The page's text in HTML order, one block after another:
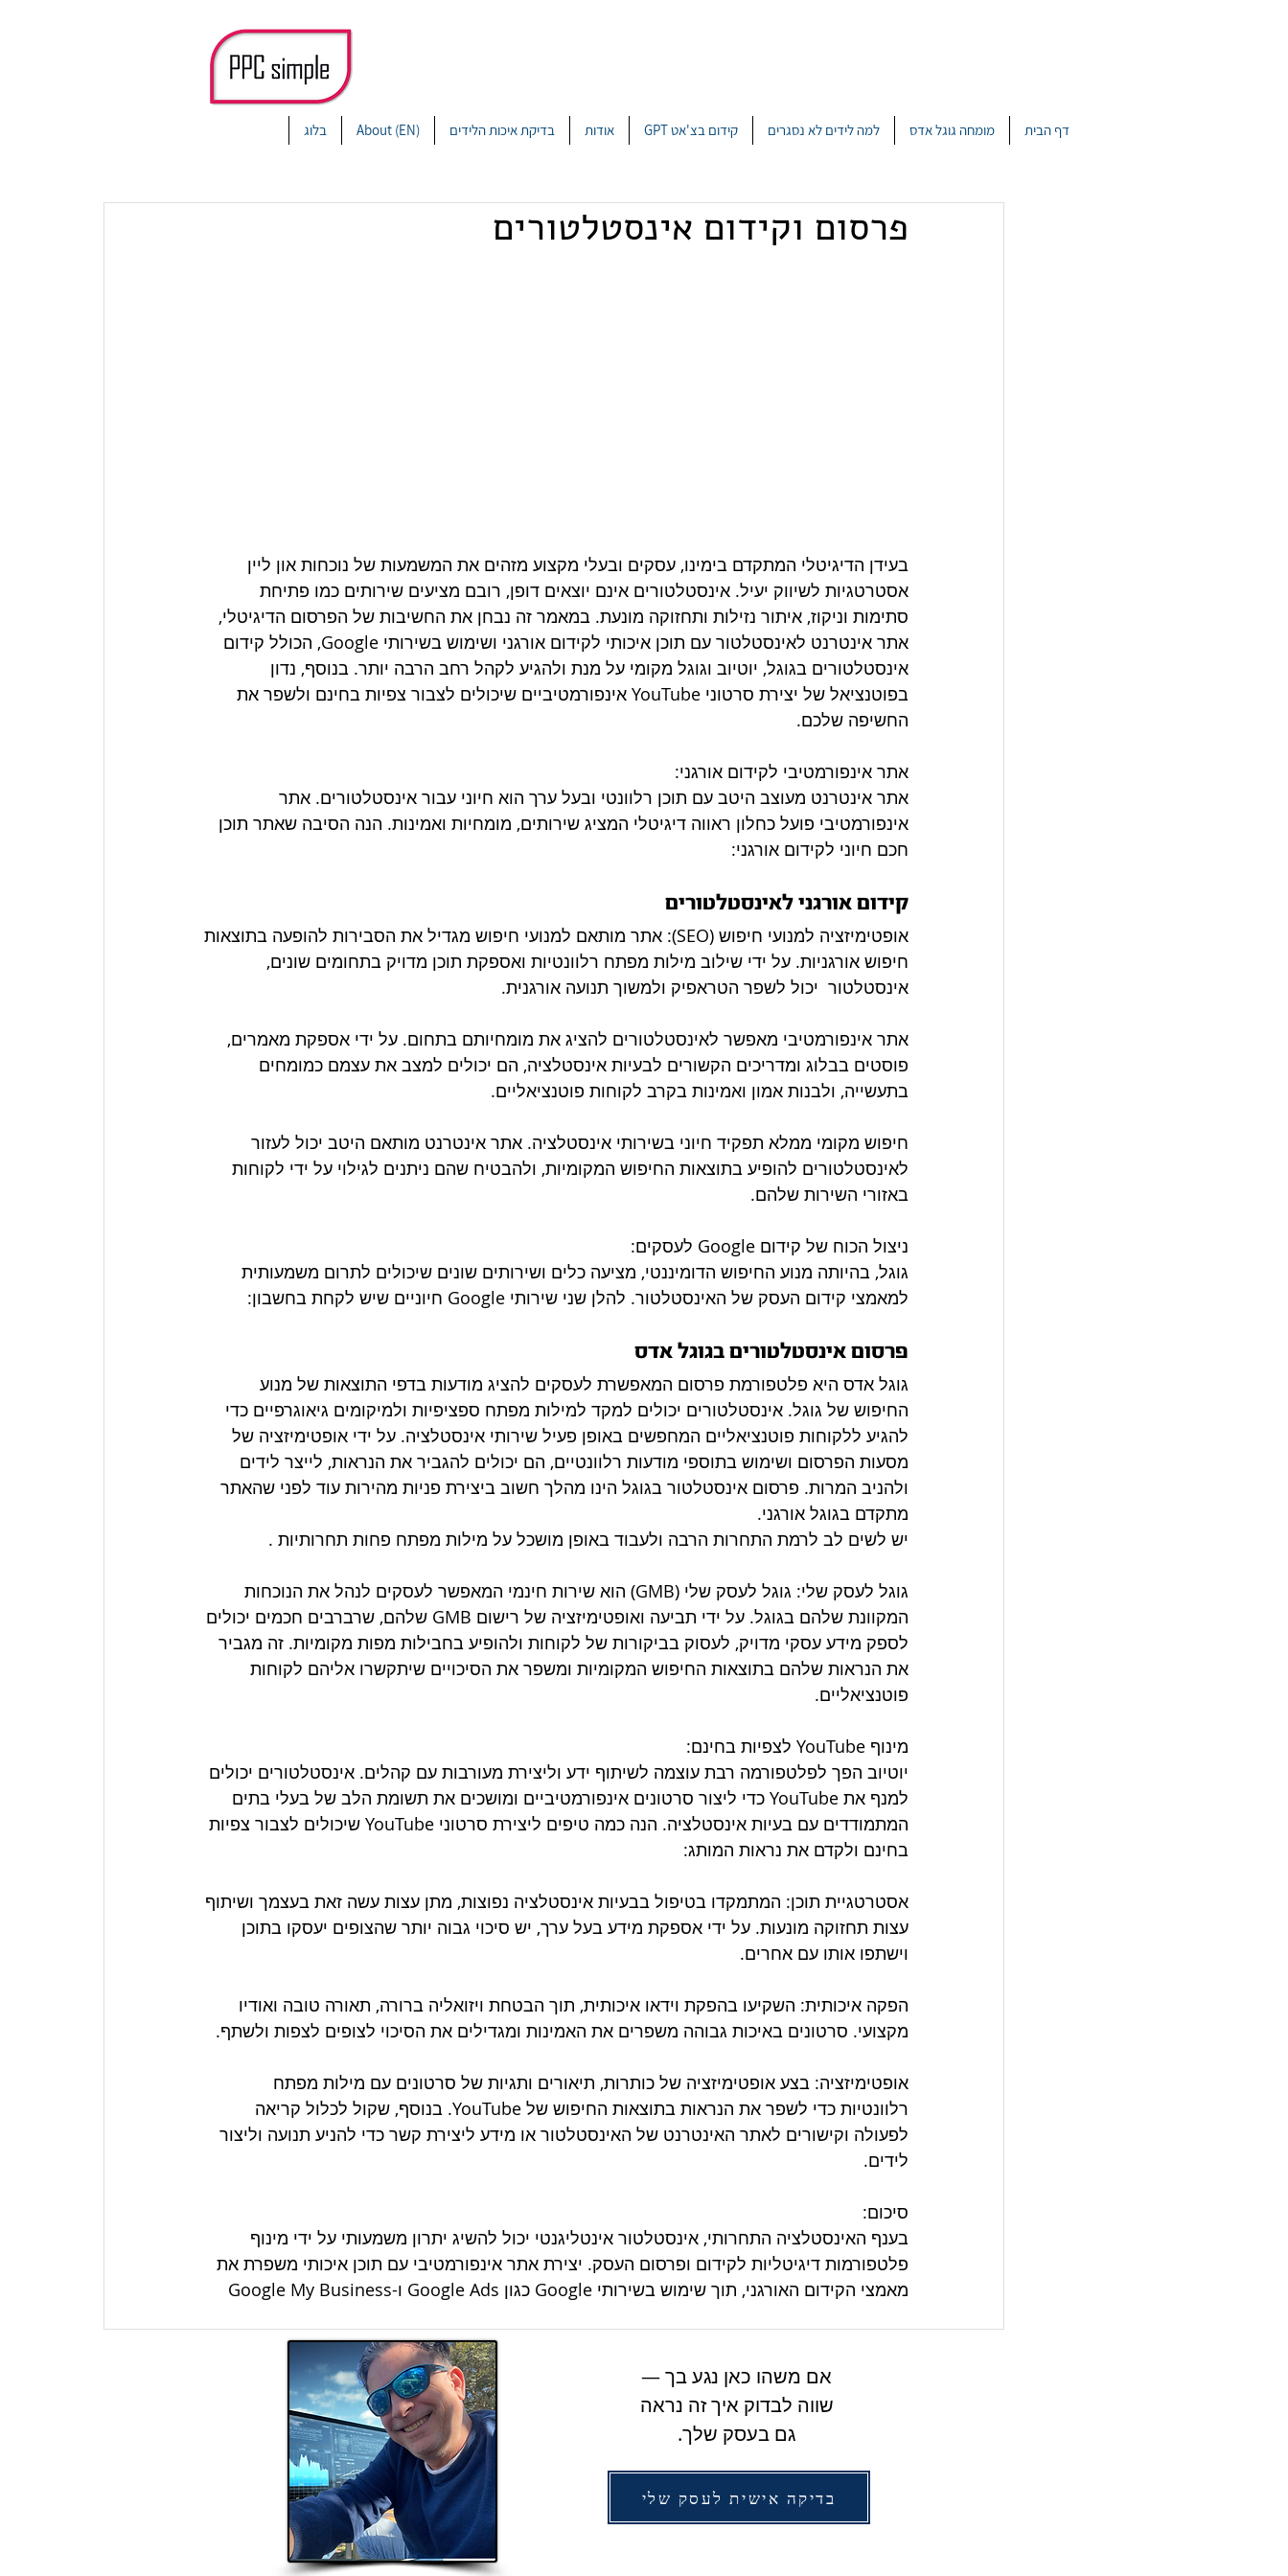
דף הבית מומחה גוגל אדס למה לידים לא נסגרים קידום בצ'אט GPT אודות בדיקת איכות הלידים About (EN) בלוג
פרסום וקידום אינסטלטורים
בעידן הדיגיטלי המתקדם בימינו, עסקים ובעלי מקצוע מזהים את המשמעות של נוכחות און ליין
אסטרטגיות לשיווק יעיל. אינסטלטורים אינם יוצאים דופן, רובם מציעים שירותים כמו פתיחת
סתימות וניקוז, איתור נזילות ותחזוקה מונעת. במאמר זה נבחן את החשיבות של הפרסום הדיגיטלי,
אתר אינטרנט לאינסטלטור עם תוכן איכותי לקידום אורגני ושימוש בשירותי Google, הכולל קידום
אינסטלטורים בגוגל, יוטיוב וגוגל מקומי על מנת ולהגיע לקהל רחב הרבה יותר. בנוסף, נדון
בפוטנציאל של יצירת סרטוני YouTube אינפורמטיביים שיכולים לצבור צפיות בחינם ולשפר את
החשיפה שלכם.
אתר אינפורמטיבי לקידום אורגני:
אתר אינטרנט מעוצב היטב עם תוכן רלוונטי ובעל ערך הוא חיוני עבור אינסטלטורים. אתר
אינפורמטיבי פועל כחלון ראווה דיגיטלי המציג שירותים, מומחיות ואמינות. הנה הסיבה שאתר תוכן
חכם חיוני לקידום אורגני:
קידום אורגני לאינסטלטורים
אופטימיזציה למנועי חיפוש (SEO): אתר מותאם למנועי חיפוש מגדיל את הסבירות להופעה בתוצאות
חיפוש אורגניות. על ידי שילוב מילות מפתח רלוונטיות ואספקת תוכן מדויק בתחומים שונים,
אינסטלטור  יכול לשפר הטראפיק ולמשוך תנועה אורגנית.
אתר אינפורמטיבי מאפשר לאינסטלטורים להציג את מומחיותם בתחום. על ידי אספקת מאמרים,
פוסטים בבלוג ומדריכים הקשורים לבעיות אינסטלציה, הם יכולים למצב את עצמם כמומחים
בתעשייה, ולבנות אמון ואמינות בקרב לקוחות פוטנציאליים.
חיפוש מקומי ממלא תפקיד חיוני בשירותי אינסטלציה. אתר אינטרנט מותאם היטב יכול לעזור
לאינסטלטורים להופיע בתוצאות החיפוש המקומיות, ולהבטיח שהם ניתנים לגילוי על ידי לקוחות
באזורי השירות שלהם.
ניצול הכוח של קידום Google לעסקים:
גוגל, בהיותה מנוע החיפוש הדומיננטי, מציעה כלים ושירותים שונים שיכולים לתרום משמעותית
למאמצי קידום העסק של האינסטלטור. להלן שני שירותי Google חיוניים שיש לקחת בחשבון:
פרסום אינסטלטורים בגוגל אדס
גוגל אדס היא פלטפורמת פרסום המאפשרת לעסקים להציג מודעות בדפי התוצאות של מנוע
החיפוש של גוגל. אינסטלטורים יכולים למקד למילות מפתח ספציפיות ולמיקומים גיאוגרפיים כדי
להגיע ללקוחות פוטנציאליים המחפשים באופן פעיל שירותי אינסטלציה. על ידי אופטימיזציה של
מסעות הפרסום ושימוש בתוספי מודעות רלוונטיים, הם יכולים להגביר את הנראות, לייצר לידים
ולהניב המרות. פרסום אינסטלטור בגוגל הינו מהלך חשוב ביצירת פניות מהירות עוד לפני שהאתר
מתקדם בגוגל אורגני.
יש לשים לב לרמת התחרות הרבה ולעבוד באופן מושכל על מילות מפתח פחות תחרותיות .
גוגל לעסק שלי: גוגל לעסק שלי (GMB) הוא שירות חינמי המאפשר לעסקים לנהל את הנוכחות
המקוונת שלהם בגוגל. על ידי תביעה ואופטימיזציה של רישום GMB שלהם, שרברבים חכמים יכולים
לספק מידע עסקי מדויק, לעסוק בביקורות של לקוחות ולהופיע בחבילות מפות מקומיות. זה מגביר
את הנראות שלהם בתוצאות החיפוש המקומיות ומשפר את הסיכויים שיתקשרו אליהם לקוחות
פוטנציאליים.
מינוף YouTube לצפיות בחינם:
יוטיוב הפך לפלטפורמה רבת עוצמה לשיתוף ידע וליצירת מעורבות עם קהלים. אינסטלטורים יכולים
למנף את YouTube כדי ליצור סרטונים אינפורמטיביים ומושכים את תשומת הלב של בעלי בתים
המתמודדים עם בעיות אינסטלציה. הנה כמה טיפים ליצירת סרטוני YouTube שיכולים לצבור צפיות
בחינם ולקדם את נראות המותג:
אסטרטגיית תוכן: המתמקדו בטיפול בבעיות אינסטלציה נפוצות, מתן עצות עשה זאת בעצמך ושיתוף
עצות תחזוקה מונעות. על ידי אספקת מידע בעל ערך, יש סיכוי גבוה יותר שהצופים יעסקו בתוכן
וישתפו אותו עם אחרים.
הפקה איכותית: השקיעו בהפקת וידאו איכותית, תוך הבטחת ויזואליה ברורה, תאורה טובה ואודיו
מקצועי. סרטונים באיכות גבוהה משפרים את האמינות ומגדילים את הסיכוי לצופים לצפות ולשתף.
אופטימיזציה: בצע אופטימיזציה של כותרות, תיאורים ותגיות של סרטונים עם מילות מפתח
רלוונטיות כדי לשפר את הנראות בתוצאות החיפוש של YouTube. בנוסף, שקול לכלול קריאה
לפעולה וקישורים לאתר האינטרנט של האינסטלטור או מידע ליצירת קשר כדי להניע תנועה וליצור
לידים.
סיכום:
בענף האינסטלציה התחרותי, אינסטלטור אינטליגנטי יכול להשיג יתרון משמעותי על ידי מינוף
פלטפורמות דיגיטליות לקידום ופרסום העסק. יצירת אתר אינפורמטיבי עם תוכן איכותי משפרת את
מאמצי הקידום האורגני, תוך שימוש בשירותי Google כגון Google Ads ו-Google My Business
בדיקה אישית לעסק שלי
אם משהו כאן נגע בך —
שווה לבדוק איך זה נראה
גם בעסק שלך.